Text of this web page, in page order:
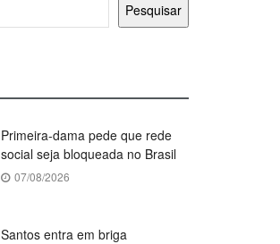
Pesquisar
Primeira-dama pede que rede
social seja bloqueada no Brasil
07/08/2026
Santos entra em briga